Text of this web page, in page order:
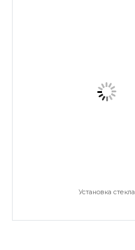
Установка стекла